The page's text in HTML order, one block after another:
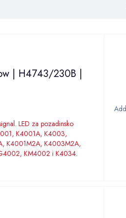
| H4743/230B |
LED za pozadinsko
K4001A, K4003,
K4001M2A, K4003M2A,
KM4002 i K4034.